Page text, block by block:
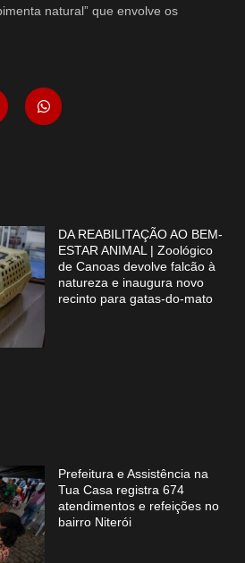
natural” que envolve os
DA REABILITAÇÃO AO BEM-
ESTAR ANIMAL | Zoológico
de Canoas devolve falcão à
natureza e inaugura novo
recinto para gatas-do-mato
Prefeitura e Assistência na
Tua Casa registra 674
atendimentos e refeições no
bairro Niterói